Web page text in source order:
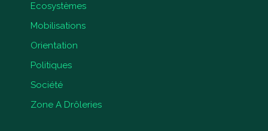
Ecosystèmes
Mobilisations
Orientation
Politiques
Société
Zone A Drôleries